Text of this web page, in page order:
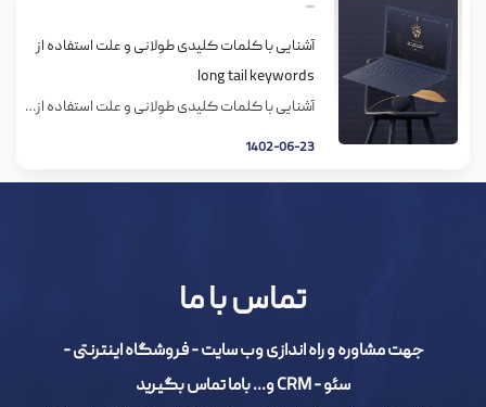
آشنایی با کلمات کلیدی طولانی و علت استفاده از
long tail keywords
آشنایی با کلمات کلیدی طولانی و علت استفاده از long tail keywords رتبه‌ گرفتن در نتایج جستجوی گوگل بیش از هر چیزی به تیزهوشی برای در پیش گرفتن استراتژی‌های درست نیاز دارد. از مرحله تحقیق کلمات کلیدی گرفته تا تحلیل رقبا و تولید محتوا باید بتوانید بهترین استراتژی را که مناسب شماست، تشخیص دهید و […]
1402-06-23
تماس با ما
جهت مشاوره و راه اندازی وب سایت - فروشگاه اینترنتی -
سئو - CRM و... باما تماس بگیرید